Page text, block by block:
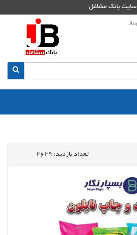
سایت بانک مشاغل
تعداد بازدید: